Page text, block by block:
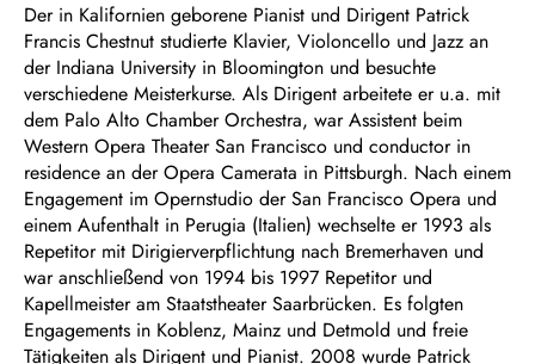
Der in Kalifornien geborene Pianist und Dirigent Patrick
Francis Chestnut studierte Klavier, Violoncello und Jazz an
der Indiana University in Bloomington und besuchte
verschiedene Meisterkurse. Als Dirigent arbeitete er u.a. mit
dem Palo Alto Chamber Orchestra, war Assistent beim
Western Opera Theater San Francisco und conductor in
residence an der Opera Camerata in Pittsburgh. Nach einem
Engagement im Opernstudio der San Francisco Opera und
einem Aufenthalt in Perugia (Italien) wechselte er 1993 als
Repetitor mit Dirigierverpflichtung nach Bremerhaven und
war anschließend von 1994 bis 1997 Repetitor und
Kapellmeister am Staatstheater Saarbrücken. Es folgten
Engagements in Koblenz, Mainz und Detmold und freie
Tätigkeiten als Dirigent und Pianist. 2008 wurde Patrick